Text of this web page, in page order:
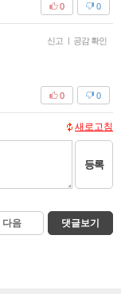
0
0
신고 | 공감 확인
0
0
새로고침
등록
다음 댓글보기